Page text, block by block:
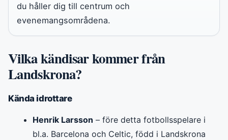
du håller dig till centrum och
evenemangsområdena.
Vilka kändisar kommer från
Landskrona?
Kända idrottare
Henrik Larsson – före detta fotbollsspelare i
bl.a. Barcelona och Celtic, född i Landskrona